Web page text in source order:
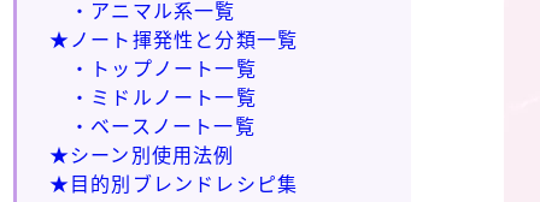
・アニマル系一覧
★ノート揮発性と分類一覧
・トップノート一覧
・ミドルノート一覧
・ベースノート一覧
★シーン別使用法例
★目的別ブレンドレシピ集